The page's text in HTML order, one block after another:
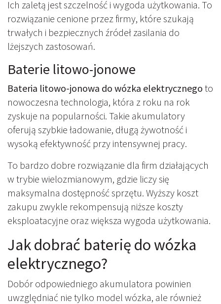
Ich zaletą jest szczelność i wygoda użytkowania. To
rozwiązanie cenione przez firmy, które szukają
trwałych i bezpiecznych źródeł zasilania do
lżejszych zastosowań.
Baterie litowo-jonowe
Bateria litowo-jonowa do wózka elektrycznego to
nowoczesna technologia, która z roku na rok
zyskuje na popularności. Takie akumulatory
oferują szybkie ładowanie, długą żywotność i
wysoką efektywność przy intensywnej pracy.
To bardzo dobre rozwiązanie dla firm działających
w trybie wielozmianowym, gdzie liczy się
maksymalna dostępność sprzętu. Wyższy koszt
zakupu zwykle rekompensują niższe koszty
eksploatacyjne oraz większa wygoda użytkowania.
Jak dobrać baterię do wózka
elektrycznego?
Dobór odpowiedniego akumulatora powinien
uwzględniać nie tylko model wózka, ale również